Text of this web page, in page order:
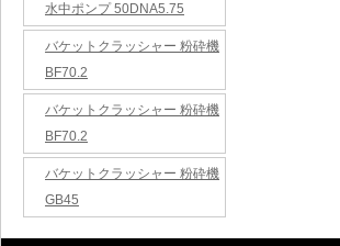
水中ポンプ 50DNA5.75
バケットクラッシャー 粉砕機
BF70.2
バケットクラッシャー 粉砕機
BF70.2
バケットクラッシャー 粉砕機
GB45